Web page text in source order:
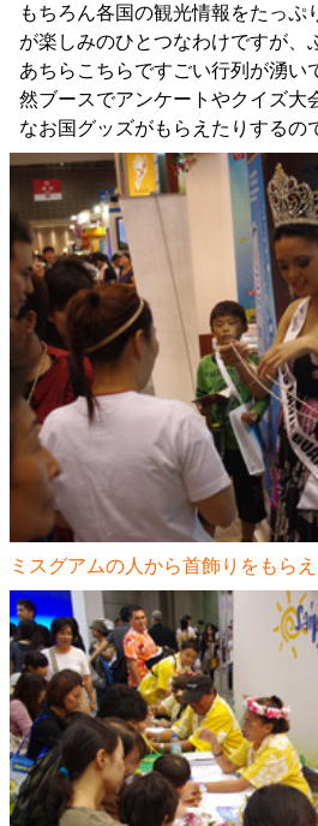
もちろん各国の観光情報をたっぷ
が楽しみのひとつなわけですが、
あちらこちらですごい行列が湧い
然ブースでアンケートやクイズ大
なお国グッズがもらえたりするの
ミスグアムの人から首飾りをもらえ